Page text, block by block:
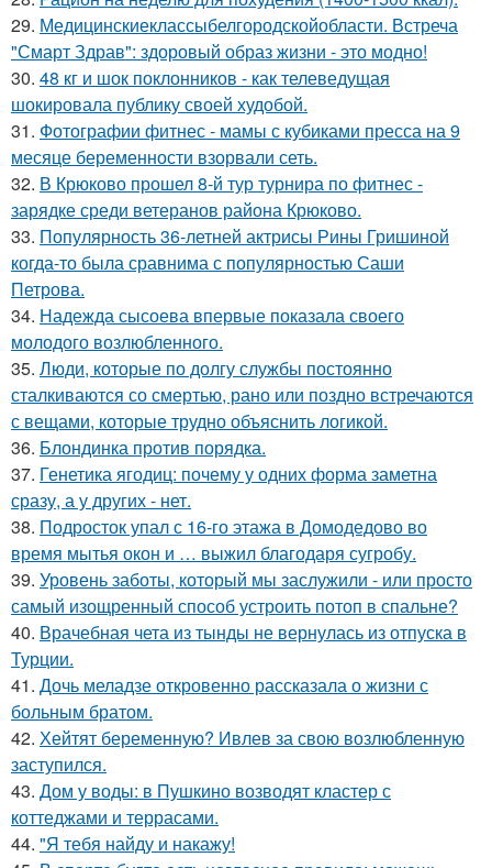
29. Медицинскиеклассыбелгородскойобласти. Встреча
"Смарт Здрав": здоровый образ жизни - это модно!
30. 48 кг и шок поклонников - как телеведущая
шокировала публику своей худобой.
31. Фотографии фитнес - мамы с кубиками пресса на 9
месяце беременности взорвали сеть.
32. В Крюково прошел 8-й тур турнира по фитнес -
зарядке среди ветеранов района Крюково.
33. Популярность 36-летней актрисы Рины Гришиной
когда-то была сравнима с популярностью Саши
Петрова.
34. Надежда сысоева впервые показала своего
молодого возлюбленного.
35. Люди, которые по долгу службы постоянно
сталкиваются со смертью, рано или поздно встречаются
с вещами, которые трудно объяснить логикой.
36. Блондинка против порядка.
37. Генетика ягодиц: почему у одних форма заметна
сразу, а у других - нет.
38. Подросток упал с 16-го этажа в Домодедово во
время мытья окон и … выжил благодаря сугробу.
39. Уровень заботы, который мы заслужили - или просто
самый изощренный способ устроить потоп в спальне?
40. Врачебная чета из тынды не вернулась из отпуска в
Турции.
41. Дочь меладзе откровенно рассказала о жизни с
больным братом.
42. Хейтят беременную? Ивлев за свою возлюбленную
заступился.
43. Дом у воды: в Пушкино возводят кластер с
коттеджами и террасами.
44. "Я тебя найду и накажу!